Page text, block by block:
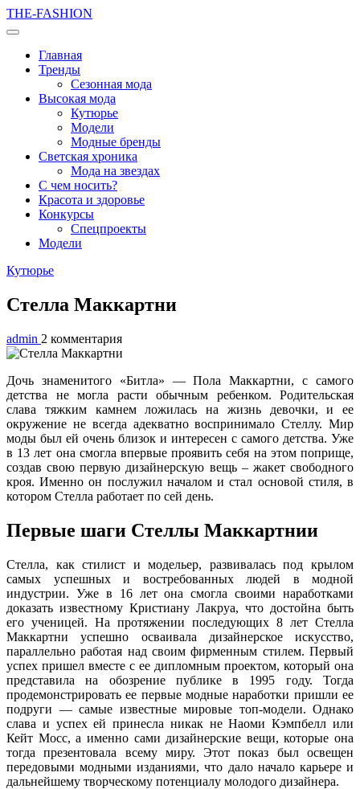
THE-FASHION
Главная
Тренды
Сезонная мода
Высокая мода
Кутюрье
Модели
Модные бренды
Светская хроника
Мода на звездах
С чем носить?
Красота и здоровье
Конкурсы
Спецпроекты
Модели
Кутюрье
Стелла Маккартни
admin 2 комментария
Дочь знаменитого «Битла» — Пола Маккартни, с самого
детства не могла расти обычным ребенком. Родительская
слава тяжким камнем ложилась на жизнь девочки, и ее
окружение не всегда адекватно воспринимало Стеллу. Мир
моды был ей очень близок и интересен с самого детства. Уже
в 13 лет она смогла впервые проявить себя на этом поприще,
создав свою первую дизайнерскую вещь – жакет свободного
кроя. Именно он послужил началом и стал основой стиля, в
котором Стелла работает по сей день.
Первые шаги Стеллы Маккартнии
Стелла, как стилист и модельер, развивалась под крылом
самых успешных и востребованных людей в модной
индустрии. Уже в 16 лет она смогла своими наработками
доказать известному Кристиану Лакруа, что достойна быть
его ученицей. На протяжении последующих 8 лет Стелла
Маккартни успешно осваивала дизайнерское искусство,
параллельно работая над своим фирменным стилем. Первый
успех пришел вместе с ее дипломным проектом, который она
представила на обозрение публике в 1995 году. Тогда
продемонстрировать ее первые модные наработки пришли ее
подруги — самые известные мировые топ-модели. Однако
слава и успех ей принесла никак не Наоми Кэмпбелл или
Кейт Мосс, а именно сами дизайнерские вещи, которые она
тогда презентовала всему миру. Этот показ был освещен
передовыми модными изданиями, что дало начало карьере и
дальнейшему творческому потенциалу молодого дизайнера.